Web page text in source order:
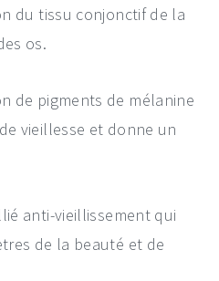
du tissu conjonctif de la
os.
de pigments de mélanine
vieillesse et donne un
anti-vieillissement qui
de la beauté et de